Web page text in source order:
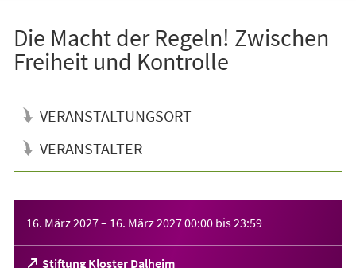
Die Macht der Regeln! Zwischen
Freiheit und Kontrolle
VERANSTALTUNGSORT
VERANSTALTER
16. März 2027– 16. März 202700:00 bis23:59
Stiftung Kloster Dalheim
(Öffnet